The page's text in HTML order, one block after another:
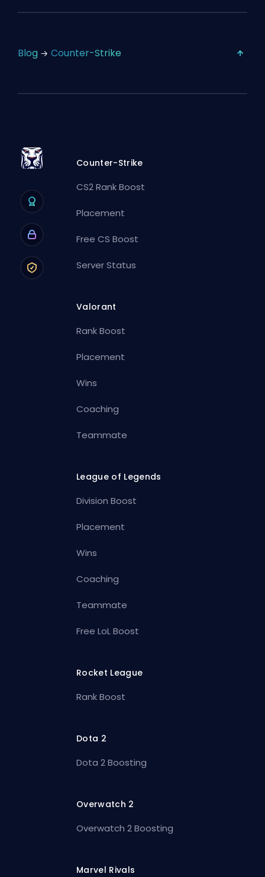
Blog Counter-Strike
Counter-Strike
CS2 Rank Boost
Placement
Free CS Boost
Server Status
Valorant
Rank Boost
Placement
Wins
Coaching
Teammate
League of Legends
Division Boost
Placement
Wins
Coaching
Teammate
Free LoL Boost
Rocket League
Rank Boost
Dota 2
Dota 2 Boosting
Overwatch 2
Overwatch 2 Boosting
Marvel Rivals